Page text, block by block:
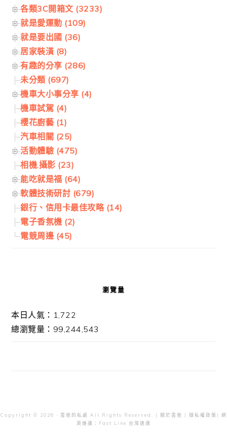
各類3C開箱文 (3233)
就是愛運動 (109)
就是要出國 (36)
居家裝潢 (8)
有趣的分享 (286)
未分類 (697)
機車大小事分享 (4)
機車試駕 (4)
櫻花廚藝 (1)
汽車相關 (25)
活動體驗 (475)
相機.攝影 (23)
能吃就是福 (64)
軟體技術研討 (679)
銀行、信用卡最佳攻略 (14)
電子香氛機 (2)
電競周邊 (45)
瀏覽量
本日人氣：1,722
總瀏覽量：99,244,543
Copyright © 2026 · 雲爸的私處 All Rights Reserved. | 關於雲爸 | 隱私權政策 | 網
頁維護：
Fast Line 台灣速連